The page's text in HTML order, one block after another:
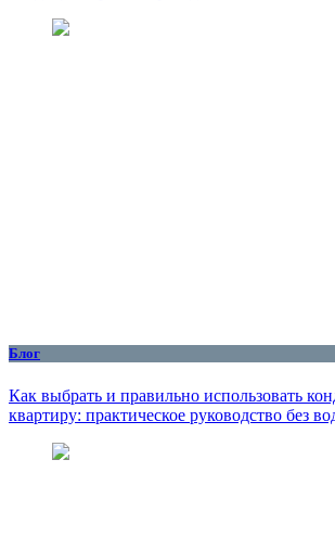
Блог
Как выбрать и правильно использовать
квартиру: практическое руководство без